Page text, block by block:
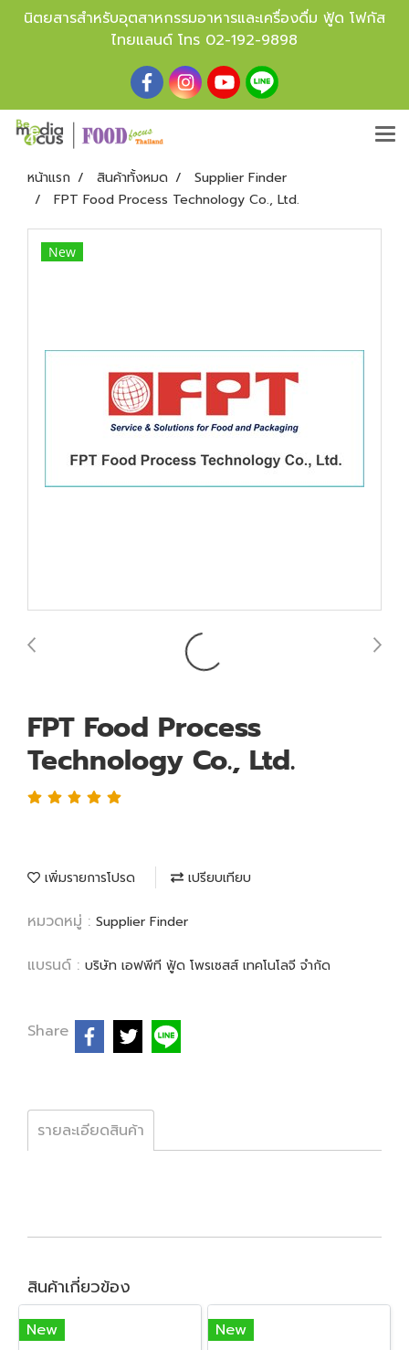
นิตยสารสำหรับอุตสาหกรรมอาหารและเครื่องดื่ม ฟู้ด โฟกัส
ไทยแลนด์ โทร 02-192-9898
หน้าแรก สินค้าทั้งหมด
Supplier Finder
FPT Food Process Technology Co., Ltd.
New
FPT Food Process
Technology Co., Ltd.
เพิ่มรายการโปรด เปรียบเทียบ
หมวดหมู่ : Supplier Finder
แบรนด์ : บริษัท เอฟพีที ฟู้ด โพรเซสส์ เทคโนโลจี จำกัด
Share
รายละเอียดสินค้า
สินค้าเกี่ยวข้อง
New New